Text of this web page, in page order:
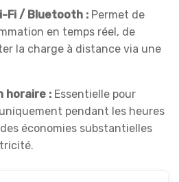
Fi / Bluetooth : Permet de
en temps réel, de
la charge à distance via une
horaire : Essentielle pour
pendant les heures
économies substantielles